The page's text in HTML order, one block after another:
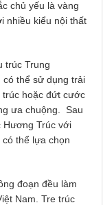
chủ yếu là vàng
nhiều kiểu nội thất
trúc Trung
thể sử dụng trải
trúc hoặc đứt cước
ưa chuộng. Sau
Hương Trúc với
thể lựa chọn
đoạn đều làm
Nam. Tre trúc